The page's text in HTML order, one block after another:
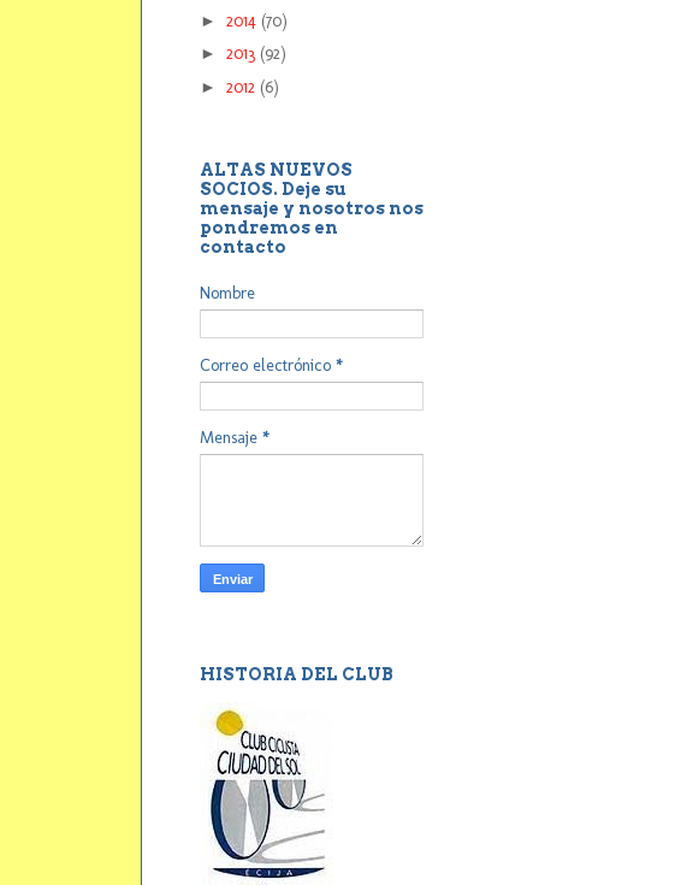
► 2014 (70)
► 2013 (92)
► 2012 (6)
ALTAS NUEVOS
SOCIOS. Deje su
mensaje y nosotros nos
pondremos en
contacto
Nombre
Correo electrónico *
Mensaje *
HISTORIA DEL CLUB